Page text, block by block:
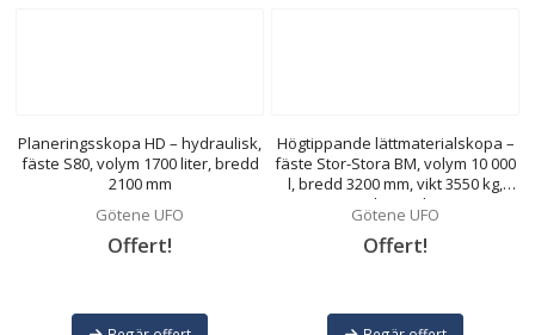
Planeringsskopa HD – hydraulisk,
fäste S80, volym 1700 liter, bredd
2100 mm
Götene UFO
Offert!
Högtippande lättmaterialskopa –
fäste Stor-Stora BM, volym 10 000
l, bredd 3200 mm, vikt 3550 kg,
med sparskär
Götene UFO
Offert!